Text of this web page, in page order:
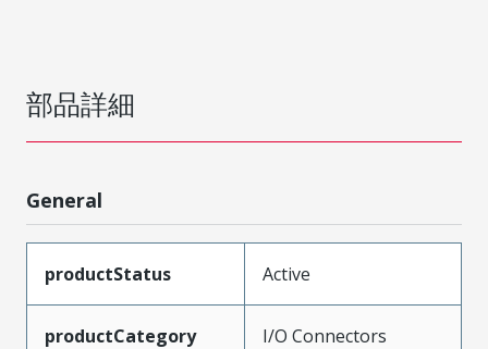
部品詳細
General
productStatus Active
productCategory I/O Connectors